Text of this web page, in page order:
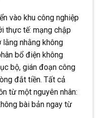
vào khu công nghiệp
thực tế: mạng chập
lằng nhằng không
bổ điện không
bộ, gián đoạn công
đắt tiền. Tất cả
từ một nguyên nhân:
bài bản ngay từ